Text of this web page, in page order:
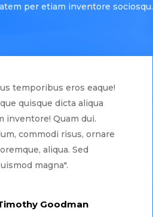
per etiam inventore sociosqu.
temporibus eros eaque!
quisque dicta aliqua
inventore! Quam dui.
commodi risus, ornare
aliqua. Sed
magna".
Goodman